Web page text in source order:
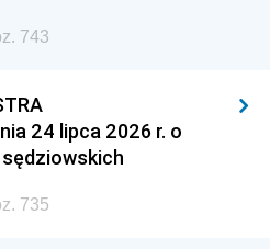
743
24 lipca 2026 r. o
735